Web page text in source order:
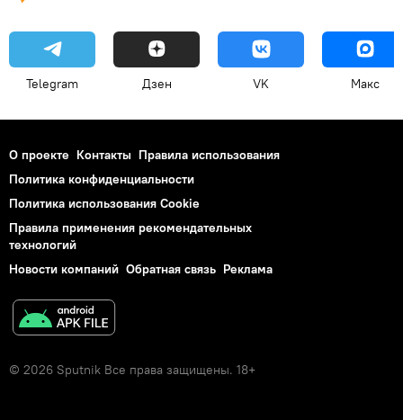
Telegram Дзен VK Макс
О проекте Контакты Правила использования
Политика конфиденциальности
Политика использования Cookie
Правила применения рекомендательных
технологий
Новости компаний Обратная связь Реклама
© 2026 Sputnik Все права защищены. 18+